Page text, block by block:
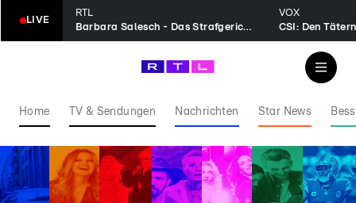
LIVE
RTL
Barbara Salesch - Das Strafgericht
VOX
CSI: Den
Home TV & Sendungen Nachrichten Star News